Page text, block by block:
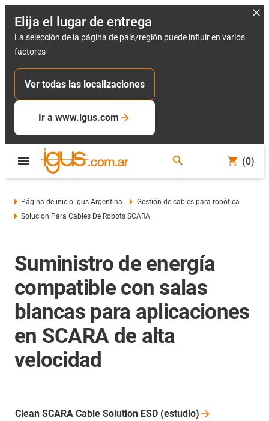
Elija el lugar de entrega
La selección de la página de país/región puede influir en varios
factores
Ver todas las localizaciones
Ir a www.igus.com
(0)
Página de inicio igus Argentina
Gestión de cables para robótica
Solución Para Cables De Robots SCARA
Suministro de energía
compatible con salas
blancas para aplicaciones
en SCARA de alta
velocidad
Clean SCARA Cable Solution ESD (estudio)